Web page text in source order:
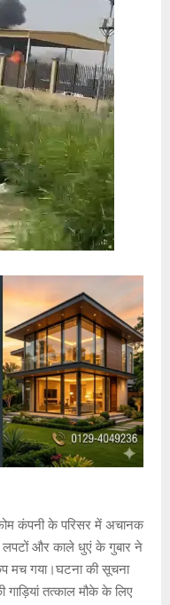
कंपनी के परिसर में अचानक
और काले धुएं के गुबार ने
मच गया।घटना की सूचना
तत्काल मौके के लिए